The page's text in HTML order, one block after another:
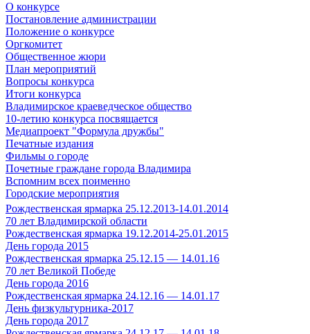
О конкурсе
Постановление администрации
Положение о конкурсе
Оргкомитет
Общественное жюри
План мероприятий
Вопросы конкурса
Итоги конкурса
Владимирское краеведческое общество
10-летию конкурса посвящается
Медиапроект "Формула дружбы"
Печатные издания
Фильмы о городе
Почетные граждане города Владимира
Вспомним всех поименно
Городские мероприятия
Рождественская ярмарка 25.12.2013-14.01.2014
70 лет Владимирской области
Рождественская ярмарка 19.12.2014-25.01.2015
День города 2015
Рождественская ярмарка 25.12.15 — 14.01.16
70 лет Великой Победе
День города 2016
Рождественская ярмарка 24.12.16 — 14.01.17
День физкультурника-2017
День города 2017